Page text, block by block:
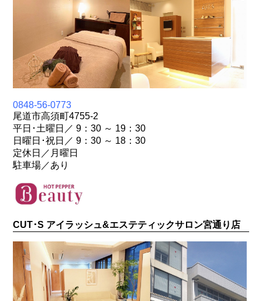
0848-56-0773
尾道市高須町4755-2
平日･土曜日／ 9：30 ～ 19：30
日曜日･祝日／ 9：30 ～ 18：30
定休日／月曜日
駐車場／あり
CUT･S アイラッシュ&エステティックサロン宮通り店